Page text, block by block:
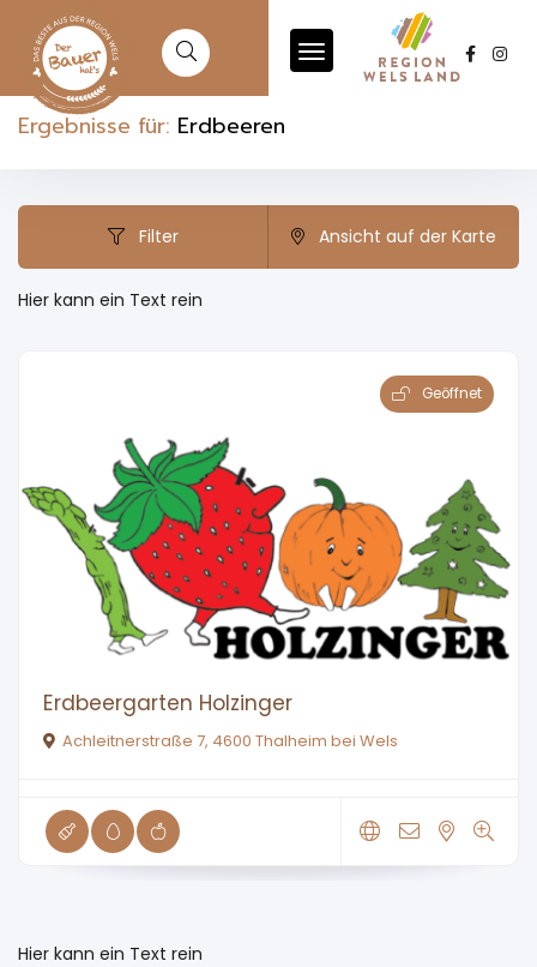
Ergebnisse für: Erdbeeren
Filter Ansicht auf der Karte
Hier kann ein Text rein
Geöffnet
Erdbeergarten Holzinger
Achleitnerstraße 7, 4600 Thalheim bei Wels
Hier kann ein Text rein